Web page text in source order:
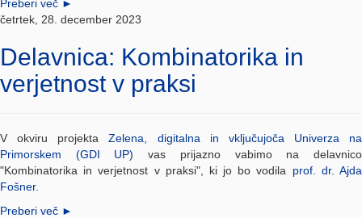
Preberi več ►
četrtek, 28. december 2023
Delavnica: Kombinatorika in
verjetnost v praksi
V okviru projektaZelena, digitalna in vključujoča Univerza na
Primorskem (GDI UP) vas prijazno vabimo na delavnico
"Kombinatorika in verjetnost v praksi", ki jo bo vodila prof. dr. Ajda
Fošner.
Preberi več ►